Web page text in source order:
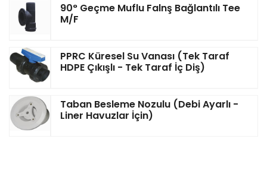
90° Geçme Muflu Falnş Bağlantılı Tee
M/F
PPRC Küresel Su Vanası (Tek Taraf
HDPE Çıkışlı - Tek Taraf İç Diş)
Taban Besleme Nozulu (Debi Ayarlı -
Liner Havuzlar İçin)